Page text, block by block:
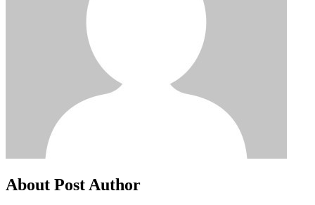
About Post Author